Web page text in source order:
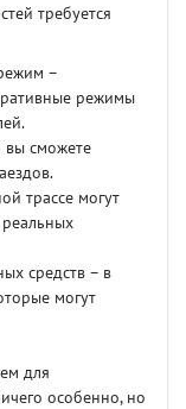
требуется
–
режимы
вы сможете
трассе могут
средств – в
могут
для
особенно, но